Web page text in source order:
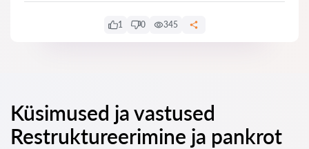
1 0 345
Küsimused ja vastused
Restruktureerimine ja pankrot